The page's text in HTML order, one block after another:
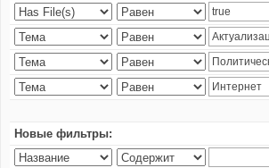
Новые фильтры: